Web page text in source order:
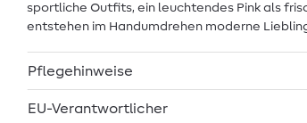
sportliche Outfits, ein leuchtendes Pink als
entstehen im Handumdrehen moderne
Pflegehinweise
EU-Verantwortlicher